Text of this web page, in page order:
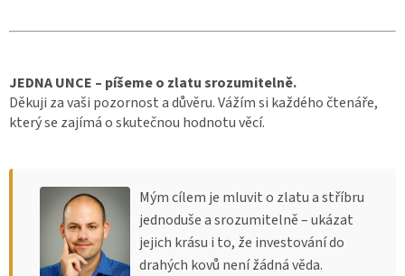
JEDNA UNCE – píšeme o zlatu srozumitelně.
Děkuji za vaši pozornost a důvěru. Vážím si každého čtenáře,
který se zajímá o skutečnou hodnotu věcí.
Mým cílem je mluvit o zlatu a stříbru
jednoduše a srozumitelně – ukázat
jejich krásu i to, že investování do
drahých kovů není žádná věda.